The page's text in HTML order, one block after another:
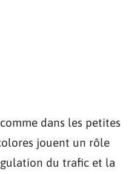
dans les petites
jouent un rôle
du trafic et la